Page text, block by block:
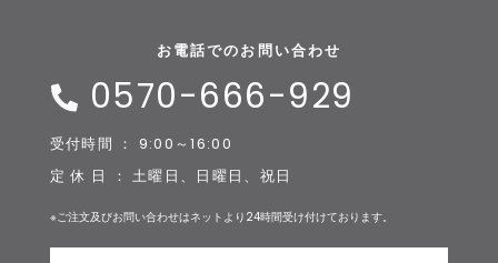
お電話でのお問い合わせ
0570-666-929
受付時間 ： 9:00～16:00
定 休 日 ： 土曜日、日曜日、祝日
※ご注文及びお問い合わせはネットより24時間受け付けております。